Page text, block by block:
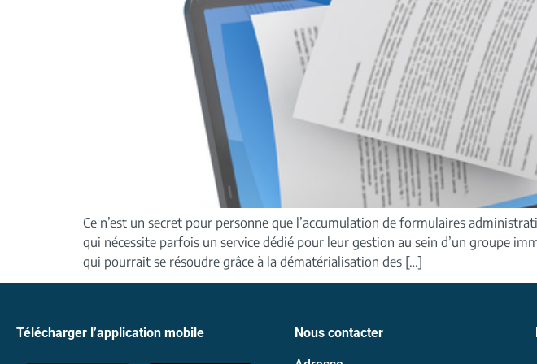
Ce n’est un secret pour personne que l’accumulation de formulaires
qui nécessite parfois un service dédié pour leur gestion au sein d’un groupe
qui pourrait se résoudre grâce à la dématérialisation des […]
Télécharger l’application mobile Nous contacter